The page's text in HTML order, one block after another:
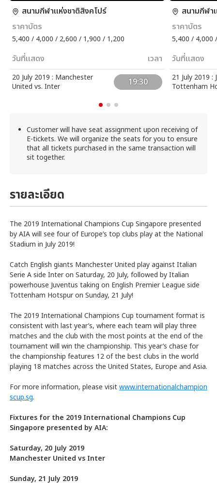
สนามกีฬาแห่งชาติสิงคโปร์
ราคาบัตร
5,400 / 4,000 / 2,600 / 1,900 / 1,200
วันที่แสดง เวลา
20 July 2019 : Manchester
United vs. Inter
19:30
สนามกีฬา
ราคาบัตร
5,400 / 4,000
วันที่แสดง
21 July 2019 :
Tottenham
Customer will have seat assignment upon receiving of
E-tickets. We will organize the seats for you to ensure
that all tickets purchased in the same transaction will
sit together.
รายละเอียด
The 2019 International Champions Cup Singapore presented
by AIA will see four of Europe’s top clubs play at the National
Stadium in July 2019!
Catch English giants Manchester United play against Italian
Serie A side Inter on Saturday, 20 July, followed by Italian
powerhouse Juventus taking on English Premier League side
Tottenham Hotspur on Sunday, 21 July!
The 2019 International Champions Cup tournament format is
consistent with last year’s, where each team will play three
matches and the club with the most points at the end of the
tournament will win the championship. This year’s chase for
the championship features 12 of the best clubs in the world
playing 18 matches across the United States, Europe and Asia.
For more information, please visitwww.internationalchampion
scup.sg.
Fixtures for the 2019 International Champions Cup
Singapore presented by AIA:
Saturday, 20 July 2019
Manchester United vs Inter
Sunday, 21 July 2019